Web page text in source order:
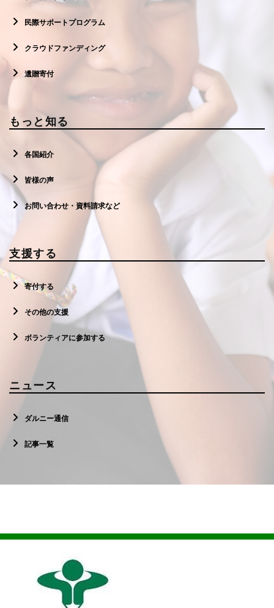
民際サポートプログラム
クラウドファンディング
遺贈寄付
もっと知る
各国紹介
皆様の声
お問い合わせ・資料請求など
支援する
寄付する
その他の支援
ボランティアに参加する
ニュース
ダルニー通信
記事一覧